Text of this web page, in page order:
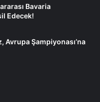
Bavaria
Edecek!
Avrupa Şampiyonası’na